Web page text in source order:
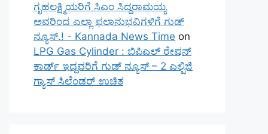
ಗೃಹಲಕ್ಷ್ಮಿಯರಿಗೆ ಸಿಎಂ ಸಿದ್ದರಾಮಯ್ಯ
ಅವರಿಂದ ಎಲ್ಲಾ ಫಲಾನುಭವಿಗಳಿಗೆ ಗುಡ್
ನ್ಯೂಸ್.! - Kannada News Time on
LPG Gas Cylinder : ಬಿಪಿಎಲ್ ರೇಷನ್
ಕಾರ್ಡ್ ಇದ್ದವರಿಗೆ ಗುಡ್ ನ್ಯೂಸ್ – 2 ಎಲ್ಪಿಜಿ
ಗ್ಯಾಸ್ ಸಿಲೆಂಡರ್ ಉಚಿತ